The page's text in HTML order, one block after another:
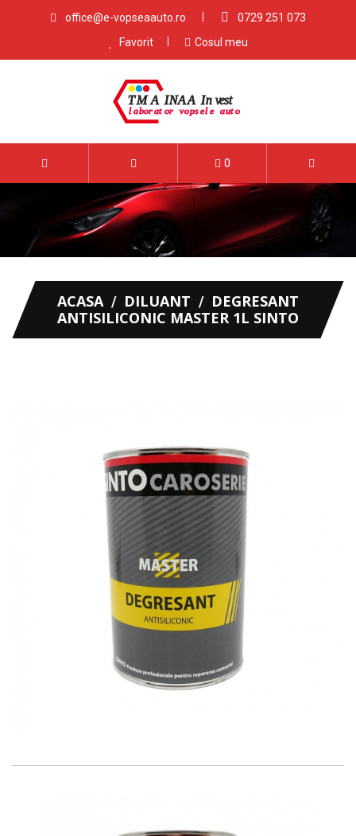
office@e-vopseaauto.ro
0729 251 073
Favorit
Cosul meu
0
ACASA DILUANT
DEGRESANT
ANTISILICONIC MASTER 1L SINTO